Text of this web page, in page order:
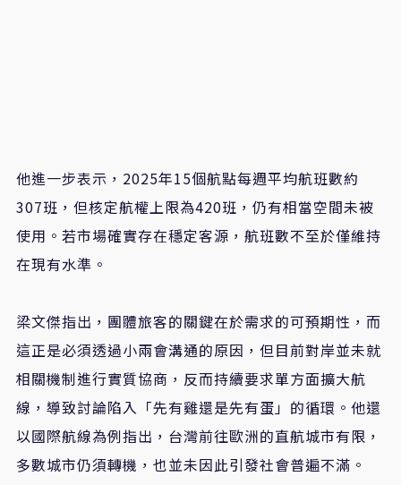
他進一步表示，2025年15個航點每週平均航班數約
307班，但核定航權上限為420班，仍有相當空間未被
使用。若市場確實存在穩定客源，航班數不至於僅維持
在現有水準。
梁文傑指出，團體旅客的關鍵在於需求的可預期性，而
這正是必須透過小兩會溝通的原因，但目前對岸並未就
相關機制進行實質協商，反而持續要求單方面擴大航
線，導致討論陷入「先有雞還是先有蛋」的循環。他還
以國際航線為例指出，台灣前往歐洲的直航城市有限，
多數城市仍須轉機，也並未因此引發社會普遍不滿。